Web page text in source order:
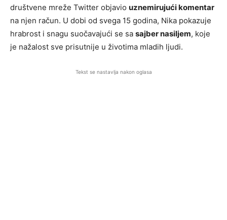
društvene mreže Twitter objavio uznemirujući komentar
na njen račun. U dobi od svega 15 godina, Nika pokazuje
hrabrost i snagu suočavajući se sa sajber nasiljem, koje
je nažalost sve prisutnije u životima mladih ljudi.
Tekst se nastavlja nakon oglasa